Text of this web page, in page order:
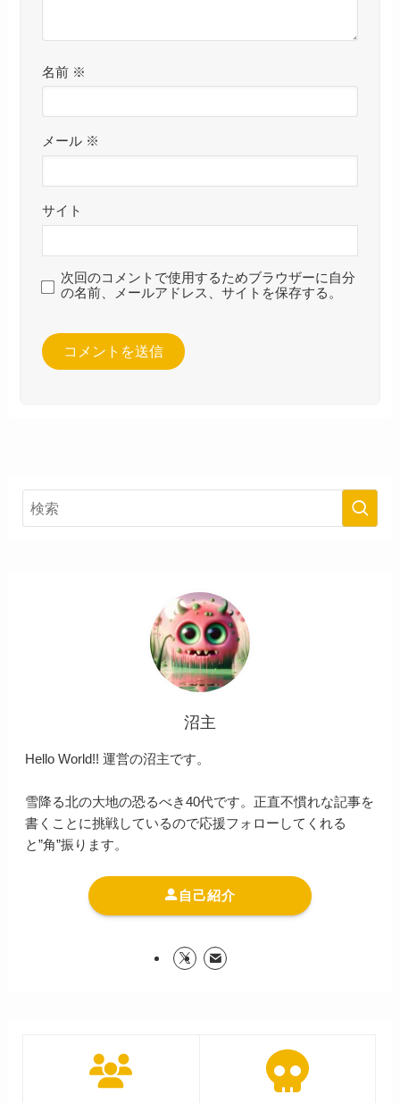
名前 ※
メール ※
サイト
次回のコメントで使用するためブラウザーに自分
の名前、メールアドレス、サイトを保存する。
沼主
Hello World!! 運営の沼主です。
雪降る北の大地の恐るべき40代です。正直不慣れな記事を
書くことに挑戦しているので応援フォローしてくれる
と”角”振ります。
自己紹介